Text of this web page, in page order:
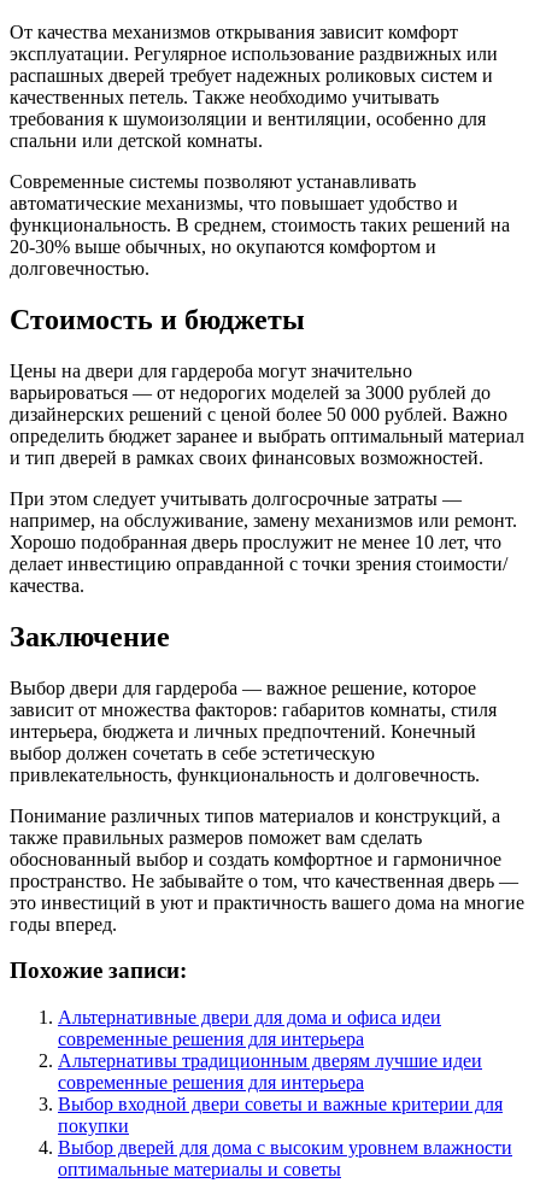
От качества механизмов открывания зависит комфорт
эксплуатации. Регулярное использование раздвижных или
распашных дверей требует надежных роликовых систем и
качественных петель. Также необходимо учитывать
требования к шумоизоляции и вентиляции, особенно для
спальни или детской комнаты.
Современные системы позволяют устанавливать
автоматические механизмы, что повышает удобство и
функциональность. В среднем, стоимость таких решений на
20-30% выше обычных, но окупаются комфортом и
долговечностью.
Стоимость и бюджеты
Цены на двери для гардероба могут значительно
варьироваться — от недорогих моделей за 3000 рублей до
дизайнерских решений с ценой более 50 000 рублей. Важно
определить бюджет заранее и выбрать оптимальный материал
и тип дверей в рамках своих финансовых возможностей.
При этом следует учитывать долгосрочные затраты —
например, на обслуживание, замену механизмов или ремонт.
Хорошо подобранная дверь прослужит не менее 10 лет, что
делает инвестицию оправданной с точки зрения стоимости/
качества.
Заключение
Выбор двери для гардероба — важное решение, которое
зависит от множества факторов: габаритов комнаты, стиля
интерьера, бюджета и личных предпочтений. Конечный
выбор должен сочетать в себе эстетическую
привлекательность, функциональность и долговечность.
Понимание различных типов материалов и конструкций, а
также правильных размеров поможет вам сделать
обоснованный выбор и создать комфортное и гармоничное
пространство. Не забывайте о том, что качественная дверь —
это инвестиций в уют и практичность вашего дома на многие
годы вперед.
Похожие записи:
Альтернативные двери для дома и офиса идеи
современные решения для интерьера
Альтернативы традиционным дверям лучшие идеи
современные решения для интерьера
Выбор входной двери советы и важные критерии для
покупки
Выбор дверей для дома с высоким уровнем влажности
оптимальные материалы и советы